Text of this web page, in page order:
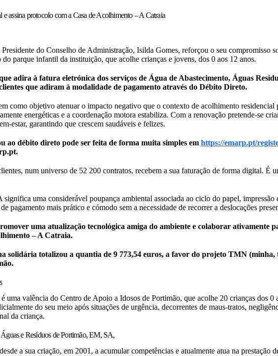
assina protocolo com a Casa de Acolhimento – A Catraia
do Conselho de Administração, Isilda Gomes, reforçou o seu compromisso
parque infantil da instituição, que acolhe crianças e jovens, dos 0 aos 12 anos.
adira à fatura eletrónica dos serviços de Água de Abastecimento, Águas
que adiram à modalidade de pagamento através do Débito Direto.
como objetivo atenuar o impacto negativo que o contexto de acolhimento residencial
energéticas e a coordenação motora estabiliza. Com a renovação pretende-se
estar, garantindo que crescem saudáveis e felizes.
ao débito direto pode ser feita de forma muita simples em https://emarp.pt/
num universo de 52 200 contratos, recebem a sua faturação de forma digital. É
uma considerável poupança ambiental associada ao ciclo do papel, impressão
mais prático e cómodo sem a necessidade de recorrer a deslocações
uma atualização tecnológica amiga do ambiente e colaborar ativamente
– A Catraia.
solidária totalizou a quantia de 9 773,54 euros, a favor do projeto TMN (minha,
valência do Centro de Apoio a Idosos de Portimão, que acolhe 20 crianças dos 0
do seu meio após situações de urgência, decorrentes de maus-tratos,
da criança.
e Resíduos de Portimão, EM, SA,
a sua criação, em 2001, a acumular competências e atualmente atua na prestação